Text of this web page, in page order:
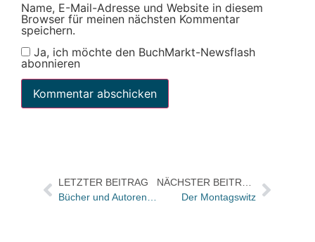
Name, E-Mail-Adresse und Website in diesem
Browser für meinen nächsten Kommentar
speichern.
Ja, ich möchte den BuchMarkt-Newsflash
abonnieren
LETZTER BEITRAG
Der Montagswitz